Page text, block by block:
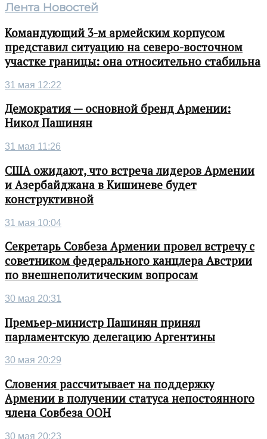
Лента Новостей
Командующий 3-м армейским корпусом
представил ситуацию на северо-восточном
участке границы: она относительно стабильна
31 мая 12:22
Демократия — основной бренд Армении:
Никол Пашинян
31 мая 11:26
США ожидают, что встреча лидеров Армении
и Азербайджана в Кишиневе будет
конструктивной
31 мая 10:04
Секретарь Совбеза Армении провел встречу с
советником федерального канцлера Австрии
по внешнеполитическим вопросам
30 мая 20:31
Премьер-министр Пашинян принял
парламентскую делегацию Аргентины
30 мая 20:29
Словения рассчитывает на поддержку
Армении в получении статуса непостоянного
члена Совбеза ООН
30 мая 20:23